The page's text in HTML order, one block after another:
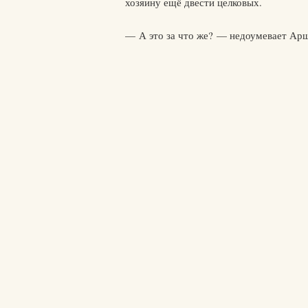
— А это за что же? — недоумевает